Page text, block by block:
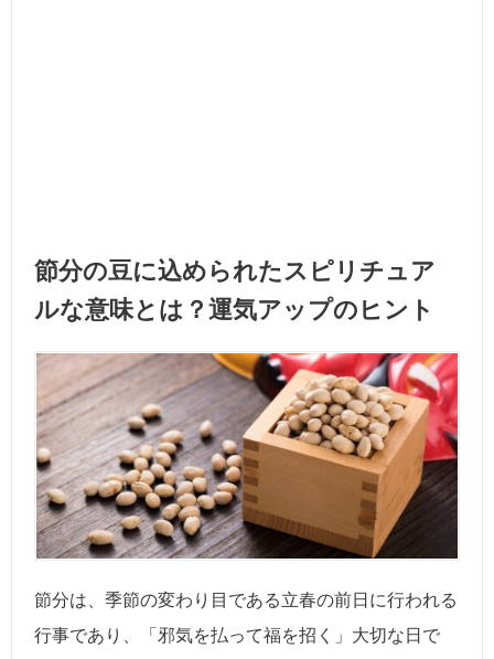
節分の豆に込められたスピリチュア
ルな意味とは？運気アップのヒント
節分は、季節の変わり目である立春の前日に行われる
行事であり、「邪気を払って福を招く」大切な日で